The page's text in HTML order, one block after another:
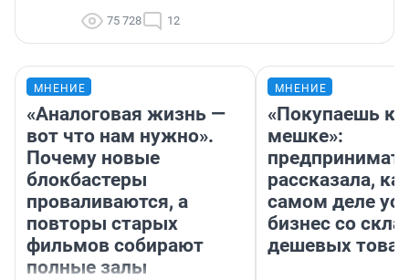
75 728 12
МНЕНИЕ
«Аналоговая жизнь —
вот что нам нужно».
Почему новые
блокбастеры
проваливаются, а
повторы старых
фильмов собирают
полные залы
МНЕНИЕ
«Покупаешь
мешке»:
рассказала,
самом деле
бизнес со
дешевых